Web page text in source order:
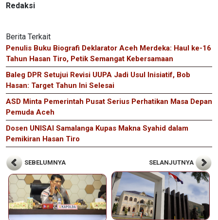
Redaksi
Berita Terkait
Penulis Buku Biografi Deklarator Aceh Merdeka: Haul ke-16
Tahun Hasan Tiro, Petik Semangat Kebersamaan
Baleg DPR Setujui Revisi UUPA Jadi Usul Inisiatif, Bob
Hasan: Target Tahun Ini Selesai
ASD Minta Pemerintah Pusat Serius Perhatikan Masa Depan
Pemuda Aceh
Dosen UNISAI Samalanga Kupas Makna Syahid dalam
Pemikiran Hasan Tiro
SEBELUMNYA SELANJUTNYA